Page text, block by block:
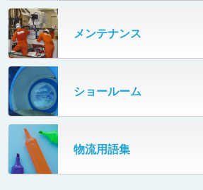
PZC150・PZC110
DHC350
667
SR802
ECD500A・ECD800・ECD1500
フローラック自動補充装置
牛乳パック自動投入装置
ターンコンベヤ
マルチレーンダイバータ®
カーゴタイザ
メンテナンス
ショールーム
物流用語集